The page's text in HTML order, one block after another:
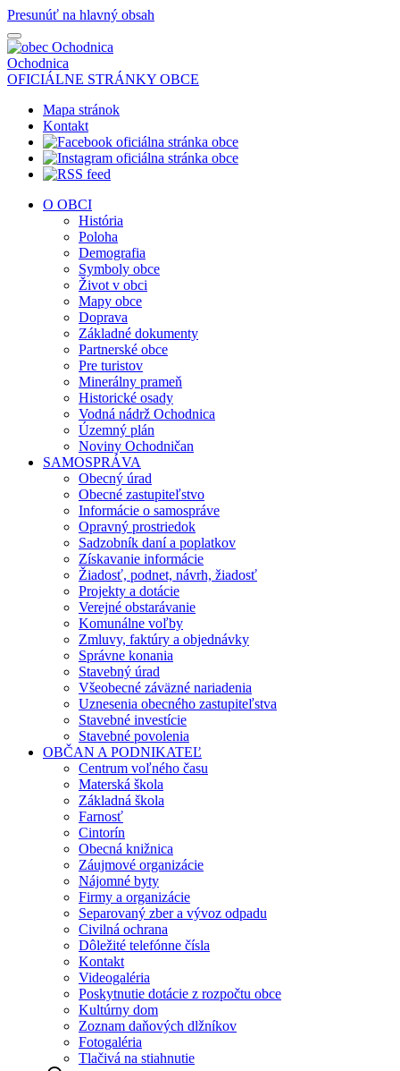
Presunúť na hlavný obsah
Ochodnica
OFICIÁLNE STRÁNKY OBCE
Mapa stránok
Kontakt
O OBCI
História
Poloha
Demografia
Symboly obce
Život v obci
Mapy obce
Doprava
Základné dokumenty
Partnerské obce
Pre turistov
Minerálny prameň
Historické osady
Vodná nádrž Ochodnica
Územný plán
Noviny Ochodničan
SAMOSPRÁVA
Obecný úrad
Obecné zastupiteľstvo
Informácie o samospráve
Opravný prostriedok
Sadzobník daní a poplatkov
Získavanie informácie
Žiadosť, podnet, návrh, žiadosť
Projekty a dotácie
Verejné obstarávanie
Komunálne voľby
Zmluvy, faktúry a objednávky
Správne konania
Stavebný úrad
Všeobecné záväzné nariadenia
Uznesenia obecného zastupiteľstva
Stavebné investície
Stavebné povolenia
OBČAN A PODNIKATEĽ
Centrum voľného času
Materská škola
Základná škola
Farnosť
Cintorín
Obecná knižnica
Záujmové organizácie
Nájomné byty
Firmy a organizácie
Separovaný zber a vývoz odpadu
Civilná ochrana
Dôležité telefónne čísla
Kontakt
Videogaléria
Poskytnutie dotácie z rozpočtu obce
Kultúrny dom
Zoznam daňových dlžníkov
Fotogaléria
Tlačivá na stiahnutie